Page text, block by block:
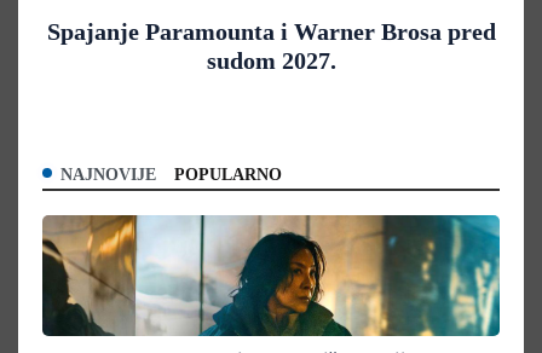
Spajanje Paramounta i Warner Brosa pred
sudom 2027.
NAJNOVIJE POPULARNO